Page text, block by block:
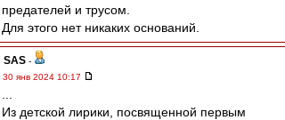
предателей и трусом.
Для этого нет никаких оснований.
SAS -
30 янв 2024 10:17
Из детской лирики, посвященной первым